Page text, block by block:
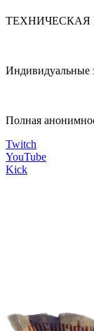
ТЕХНИЧЕСКАЯ
Индивидуальные
Полная
Twitch
YouTube
Kick